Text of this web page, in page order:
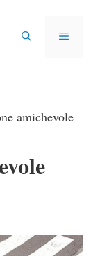
MENU
amichevole